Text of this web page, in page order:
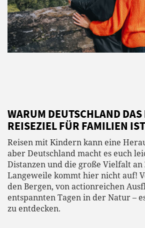
WARUM DEUTSCHLAND DAS
REISEZIEL FÜR FAMILIEN IST
Reisen mit Kindern kann eine
aber Deutschland macht es euch
Distanzen und die große Vielfalt
Langeweile kommt hier nicht auf!
den Bergen, von actionreichen
entspannten Tagen in der Natur –
zu entdecken.